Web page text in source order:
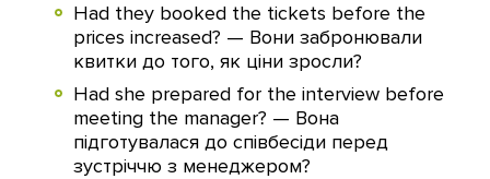
Had they booked the tickets before the
prices increased? — Вони забронювали
квитки до того, як ціни зросли?
Had she prepared for the interview before
meeting the manager? — Вона
підготувалася до співбесіди перед
зустріччю з менеджером?